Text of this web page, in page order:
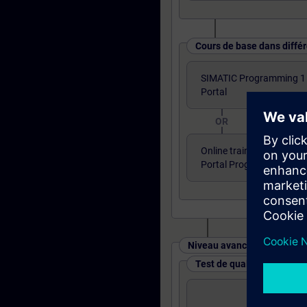
Cours de base dans
SIMATIC Programming 1
Portal
OR
Online training: SIMATIC
Portal Programming 1
Niveau avancé : cours et
Test de qualification en